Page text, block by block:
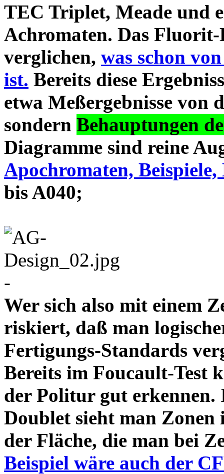
TEC Triplet, Meade und
Achromaten. Das
verglichen, was schon
ist. Bereits diese
etwa Meßergebnisse von
sondern Behauptungen
Diagramme sind reine
Apochromaten, Beispiele,
bis A040;
-
Wer sich also mit einem
riskiert, daß man
Fertigungs-Standards
Bereits im Foucault-Test
der Politur gut
Doublet sieht man Zonen
der Fläche, die man bei
Beispiel wäre auch der